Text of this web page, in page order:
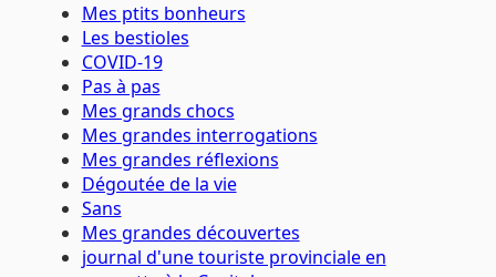
Mes ptits bonheurs
Les bestioles
COVID-19
Pas à pas
Mes grands chocs
Mes grandes interrogations
Mes grandes réflexions
Dégoutée de la vie
Sans
Mes grandes découvertes
journal d'une touriste provinciale en